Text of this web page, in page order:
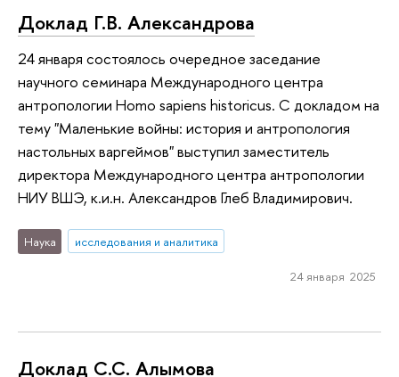
Доклад Г.В. Александрова
24 января состоялось очередное заседание
научного семинара Международного центра
антропологии Homo sapiens historicus. С докладом на
тему "Маленькие войны: история и антропология
настольных варгеймов" выступил заместитель
директора Международного центра антропологии
НИУ ВШЭ, к.и.н. Александров Глеб Владимирович.
Наука исследования и аналитика
24 января 2025
Доклад С.С. Алымова